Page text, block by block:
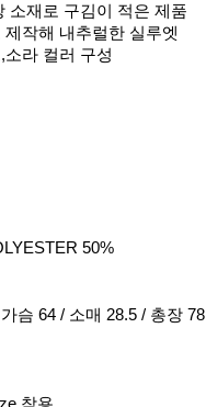
소재로 구김이 적은 제품
작해 내추럴한 실루엣
라 컬러 구성
50%
슴 64 / 소매 28.5 / 총장 78
착용